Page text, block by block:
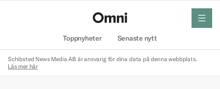
Toppnyheter Senaste nytt
meny
Schibsted News Media AB är ansvarig för dina data på denna webbplats.
Läs mer här